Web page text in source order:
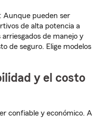
: Aunque pueden ser
de alta potencia a
de manejo y
de seguro. Elige modelos
y el costo
confiable y económico. A